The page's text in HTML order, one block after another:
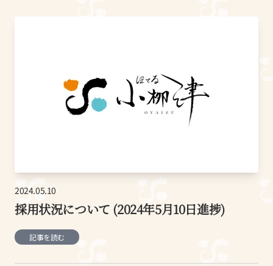
2024.05.10
採用状況について (2024年5月10日進捗)
記事を読む